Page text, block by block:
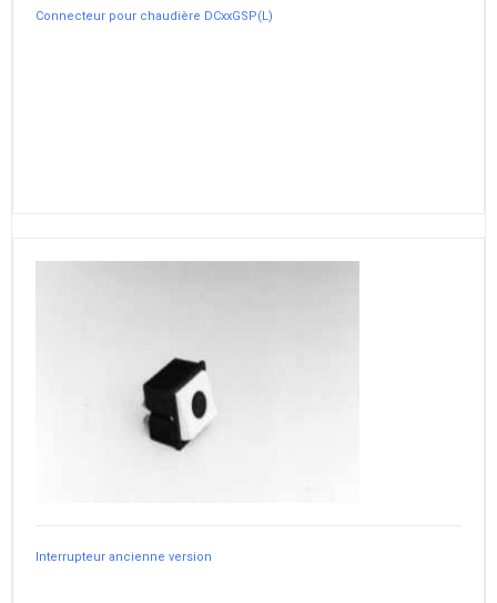
Connecteur pour chaudière DCxxGSP(L)
Interrupteur ancienne version